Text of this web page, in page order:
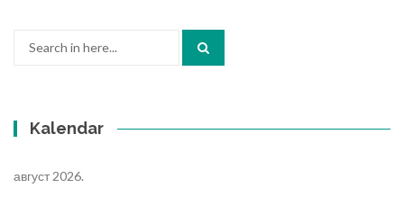
Kalendar
август 2026.